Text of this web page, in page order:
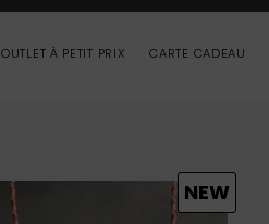
OUTLET À PETIT PRIX CARTE CADEAU
NEW